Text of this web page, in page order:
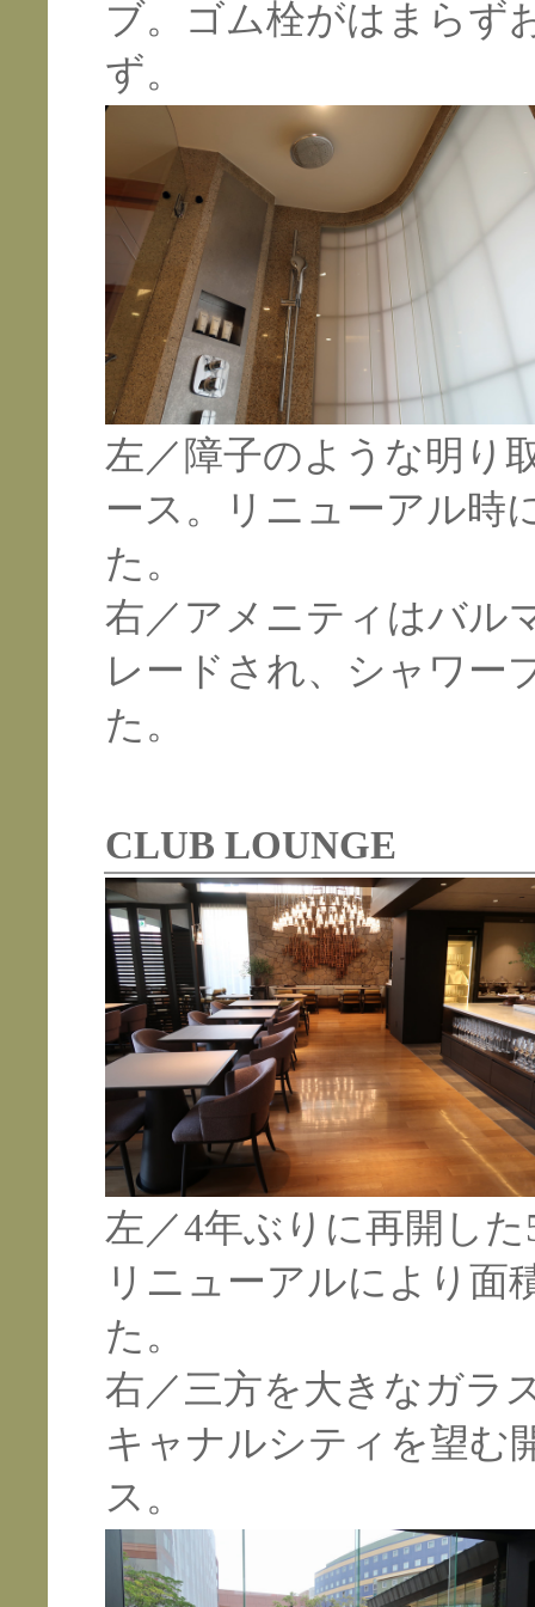
ブ。ゴム栓がはまらず
ず。
左／障子のような明り
ース。リニューアル時
た。
右／アメニティはバル
レードされ、シャワー
た。
CLUB LOUNGE
左／4年ぶりに再開し
リニューアルにより面
た。
右／三方を大きなガラ
キャナルシティを望む
ス。